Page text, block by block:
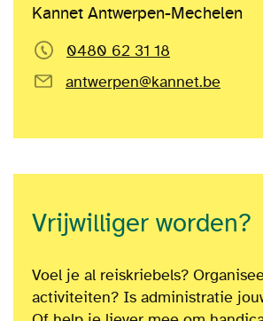
Kannet Antwerpen-Mechelen
0480 62 31 18
antwerpen@kannet.be
Vrijwilliger worden?
Voel je al reiskriebels?
activiteiten? Is administratie